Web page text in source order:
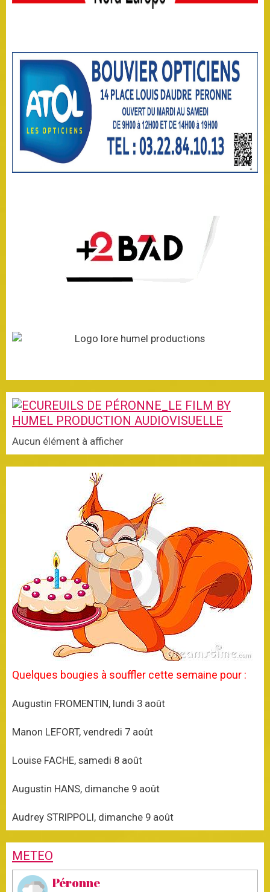
Aucun élément à afficher
Quelques bougies à souffler cette semaine pour :
Augustin FROMENTIN, lundi 3 août
Manon LEFORT, vendredi 7 août
Louise FACHE, samedi 8 août
Augustin HANS, dimanche 9 août
Audrey STRIPPOLI, dimanche 9 août
METEO
Péronne